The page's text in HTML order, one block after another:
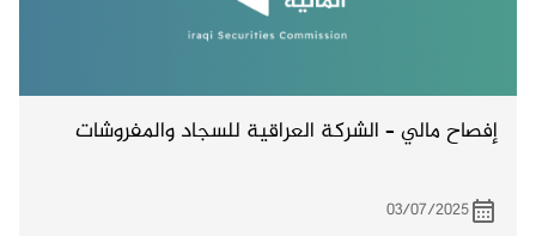
إفصاح مالي – الشركة العراقية للسجاد والمفروشات
03/07/2025